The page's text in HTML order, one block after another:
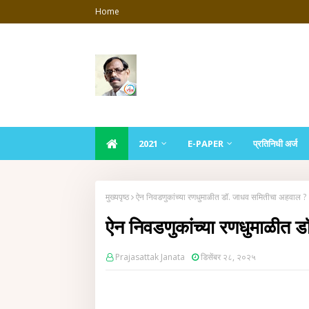
Home
2021 E-PAPER प्रतिनिधी अर्ज
मुख्यपृष्ठ ऐन निवडणुकांच्या रणधुमाळीत डॉ. जाधव समितीचा अहवाल ?
ऐन निवडणुकांच्या रणधुमाळीत
Prajasattak Janata डिसेंबर २८, २०२५